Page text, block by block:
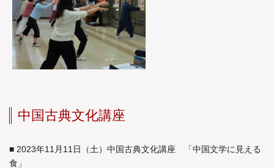
中国古典文化講座
■ 2023年11月11日（土）中国古典文化講座 「中国文学に見える
食」